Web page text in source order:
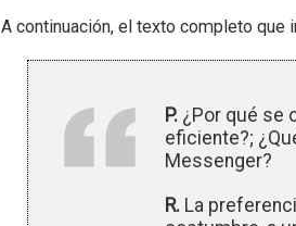
A continuación, el texto completo que
P. ¿Por qué se
eficiente?;
Messenger?
R. La